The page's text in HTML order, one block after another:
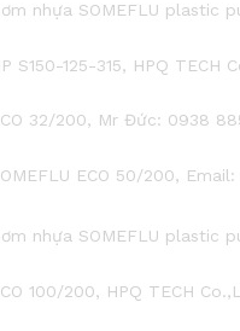
nhựa SOMEFLU plastic
S150-125-315, HPQ TECH
32/200, Mr Đức: 0938
ECO 50/200,
nhựa SOMEFLU plastic
100/200, HPQ TECH